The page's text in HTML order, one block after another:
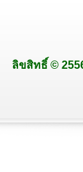
ลิขสิทธิ์ ©